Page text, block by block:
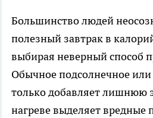
Большинство людей
полезный завтрак в
выбирая неверный способ
Обычное подсолнечное
только добавляет лишнюю
нагреве выделяет вредные